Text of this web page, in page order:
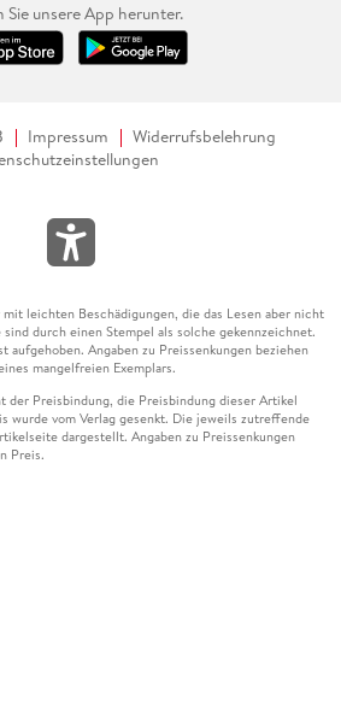
Sie unsere App herunter.
Impressum
Widerrufsbelehrung
leichten Beschädigungen, die das Lesen aber nicht
durch einen Stempel als solche gekennzeichnet.
aufgehoben. Angaben zu Preissenkungen beziehen
mangelfreien Exemplars.
der Preisbindung, die Preisbindung dieser Artikel
wurde vom Verlag gesenkt. Die jeweils zutreffende
dargestellt. Angaben zu Preissenkungen
Preis.